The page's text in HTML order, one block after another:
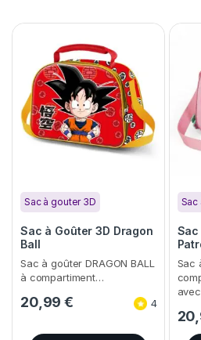
Sac à gouter 3D
Sac à Goûter 3D Dragon
Ball
Sac à goûter DRAGON BALL
à compartiment…
20,99€ 4
Sac
Sac
Sac